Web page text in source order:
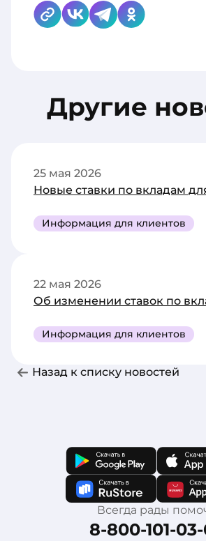
Другие
Новые ставки по вкладам
25 мая 2026
Информация для клиентов
Об изменении ставок по
22 мая 2026
Информация для клиентов
Назад к списку новостей
Всегда рады
8-800-101-